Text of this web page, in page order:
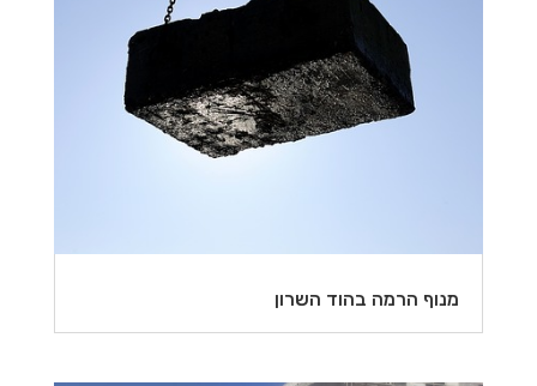
מנוף הרמה בהוד השרון